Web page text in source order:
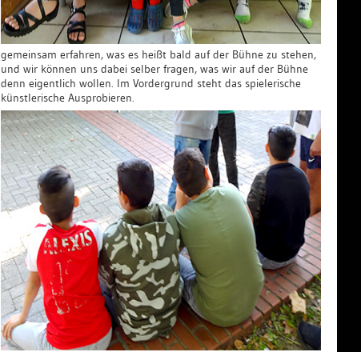
gemeinsam erfahren, was es heißt bald auf der Bühne zu stehen,
und wir können uns dabei selber fragen, was wir auf der Bühne
denn eigentlich wollen. Im Vordergrund steht das spielerische
künstlerische Ausprobieren.